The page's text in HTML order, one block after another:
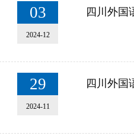
03
2024-12
四川外国
29
2024-11
四川外国